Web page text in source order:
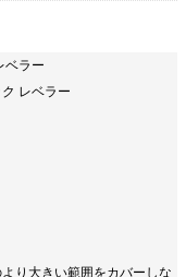
ベラー
レベラー
り大きい範囲をカバーしな